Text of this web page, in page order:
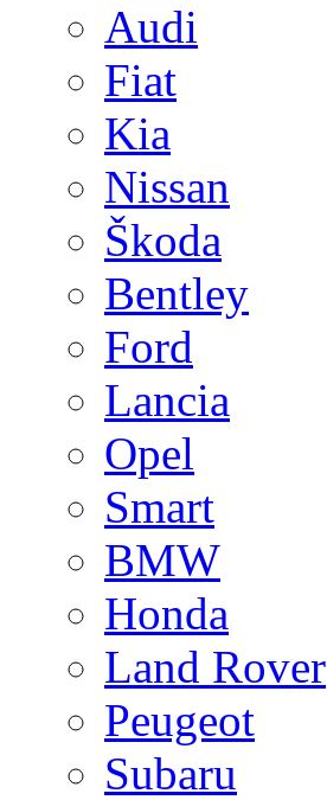
Audi
Fiat
Kia
Nissan
Škoda
Bentley
Ford
Lancia
Opel
Smart
BMW
Honda
Land Rover
Peugeot
Subaru